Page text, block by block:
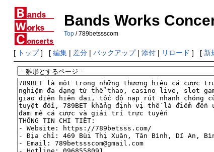
Bands Works
Top/ 789betssscom
[ トップ] [ 編集| 差分| バックアップ| 添付| リロード ] [ 新